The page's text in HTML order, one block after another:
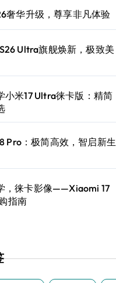
奢华升级，尊享非凡体验
Ultra旗舰焕新，极致美
小米17 Ultra徕卡版：精简
Pro：极简高效，智启新生
，徕卡影像——Xiaomi 17
指南